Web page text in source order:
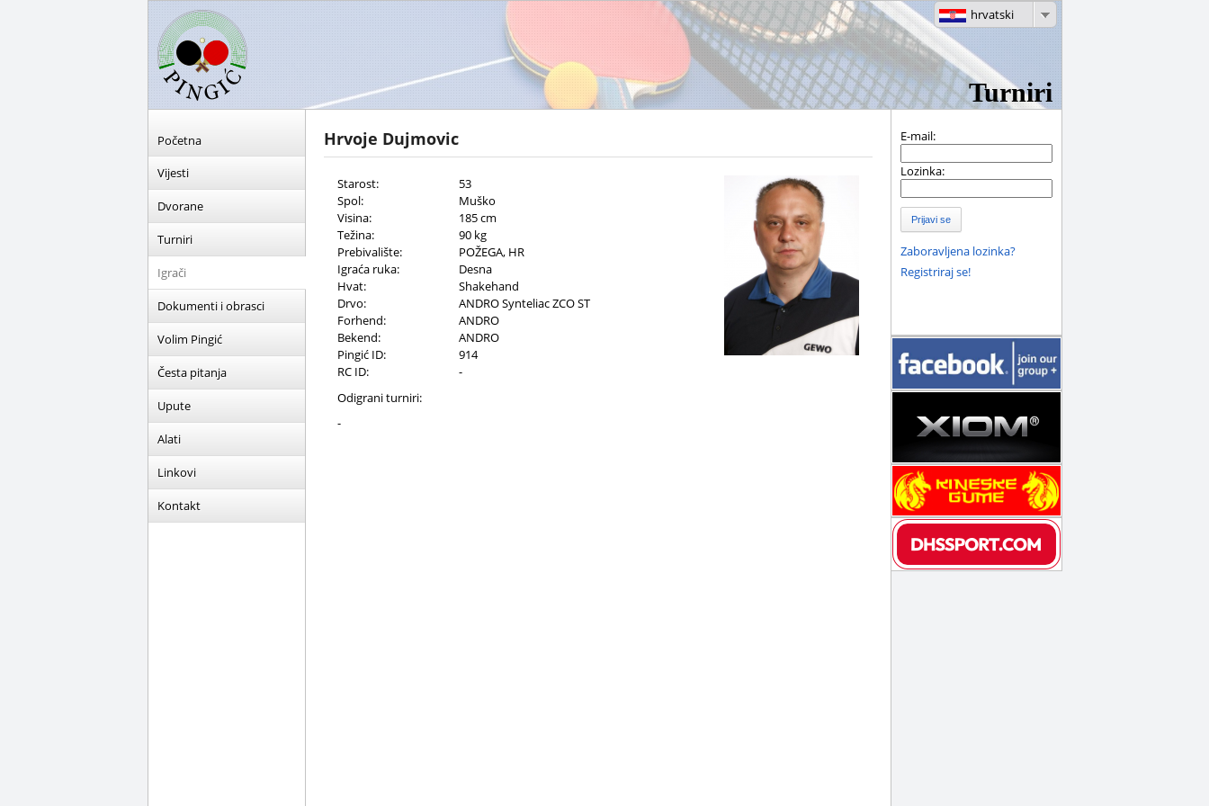
Turniri
hrvatski
Početna
Vijesti
Dvorane
Turniri
Igrači
Dokumenti i obrasci
Volim Pingić
Česta pitanja
Upute
Alati
Linkovi
Kontakt
Hrvoje Dujmovic
Starost:
53
Spol:
Muško
Visina:
185 cm
Težina:
90 kg
Prebivalište:
POŽEGA, HR
Igraća ruka:
Desna
Hvat:
Shakehand
Drvo:
ANDRO Synteliac ZCO ST
Forhend:
ANDRO
Bekend:
ANDRO
Pingić ID:
914
RC ID:
-
Odigrani turniri:
-
E-mail:
Lozinka:
Prijavi se
Zaboravljena lozinka?
Registriraj se!